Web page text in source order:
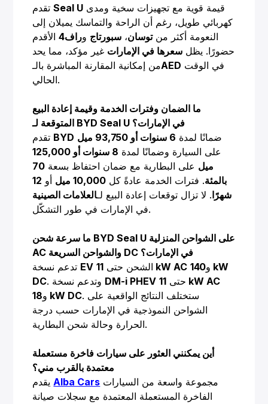
تقدمSeal U
كهربائي طويل، رغم أن الراحة والتماسك يميلان إلى
النعومة أكثر منتوسان، سبورتاج وراف4 الأقدم
حضورًا. يظل سعرها في الإمارات غير مؤكد، مما يحد
من إمكانية المقارنة المباشرة بالـAED
الحالي.
ما الضمان وفترات الخدمة وقيمة إعادة البيع
المتوقعة لـ BYD Seal U في الإمارات؟
BYD ضمانًا لمدة 6 سنوات أو 93,750 ميل
على السيارة وضمانًا لمدة
8 سنوات أو 125,000
ميل على البطارية مع ضمان احتفاظ بسعة 70
بالمئة. فترات الخدمة عادةً كل 10,000 ميل أو 12
شهرًا. لا تزال توقعات إعادة البيع لـالعلامات الصينية
في الإمارات في طور التشكّل.
ما سرعة شحن BYD Seal U على الشواحن المنزلية
AC والشواحن السريعة DC في الإمارات؟
EV الشحن حتى 11 kW AC و140 kW
DC
DM-i PHEV حتى 11 kW AC
و 18 kW DC. ستختلف النتائج الواقعية على
الشواحن النموذجية في الإمارات حسب درجة
الحرارة وحالة شحن البطارية.
أين يمكنني العثور على سيارات فاخرة مستعملة
معتمدة بالقرب مني؟
يقدمAlba Cars
الفاخرة المستعملة المعتمدة مع سجلات صيانة